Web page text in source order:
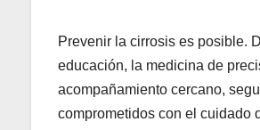
Prevenir la cirrosis es posible.
educación, la medicina de
acompañamiento cercano,
comprometidos con el cuidado